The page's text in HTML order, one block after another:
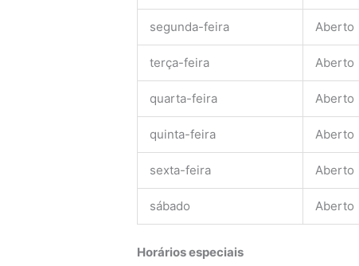
segunda-feira Aberto
terça-feira Aberto
quarta-feira Aberto
quinta-feira Aberto
sexta-feira Aberto
sábado Aberto
Horários especiais